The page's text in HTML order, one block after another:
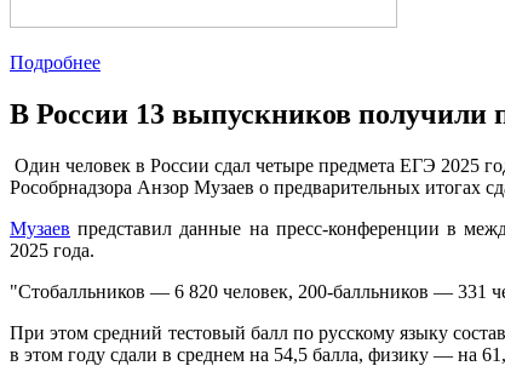
Подробнее
В России 13 выпускников получили
Один человек в России сдал четыре предмета ЕГЭ 2025
Рособрнадзора Анзор Музаев о предварительных итогах
Музаев представил данные на пресс-конференции в
2025 года.
"Стобалльников — 6 820 человек, 200-балльников — 331
При этом средний тестовый балл по русскому языку
в этом году сдали в среднем на 54,5 балла, физику — на